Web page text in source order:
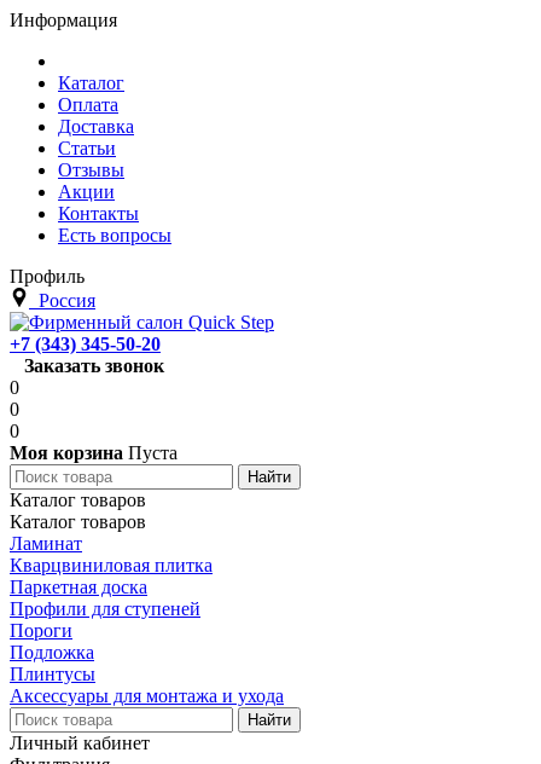
Информация
Каталог
Оплата
Доставка
Статьи
Отзывы
Акции
Контакты
Есть вопросы
Профиль
Россия
+7 (343) 345-50-20
Заказать звонок
0
0
0
Моя корзина Пуста
Каталог товаров
Каталог товаров
Ламинат
Кварцвиниловая плитка
Паркетная доска
Профили для ступеней
Пороги
Подложка
Плинтусы
Аксессуары для монтажа и ухода
Личный кабинет